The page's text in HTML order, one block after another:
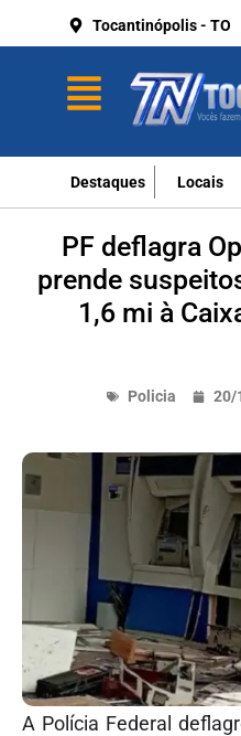
Tocantinópolis - TO
Destaques Locais
PF deflagra
prende
1,6 mi à
Policia 20/
A Polícia Federal